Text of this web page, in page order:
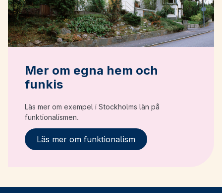
Mer om egna hem och
funkis
Läs mer om exempel i Stockholms län på
funktionalismen.
Läs mer om funktionalism